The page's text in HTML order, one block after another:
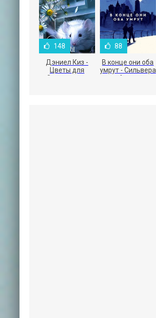
148
Дэниел Киз -
Цветы для
Элджернона
88
В конце они оба
умрут - Сильвера
Адам